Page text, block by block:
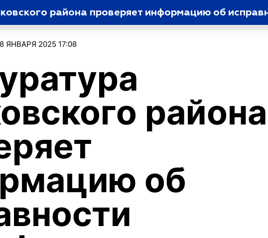
ЯНВАРЯ 2025 17:08
района
об